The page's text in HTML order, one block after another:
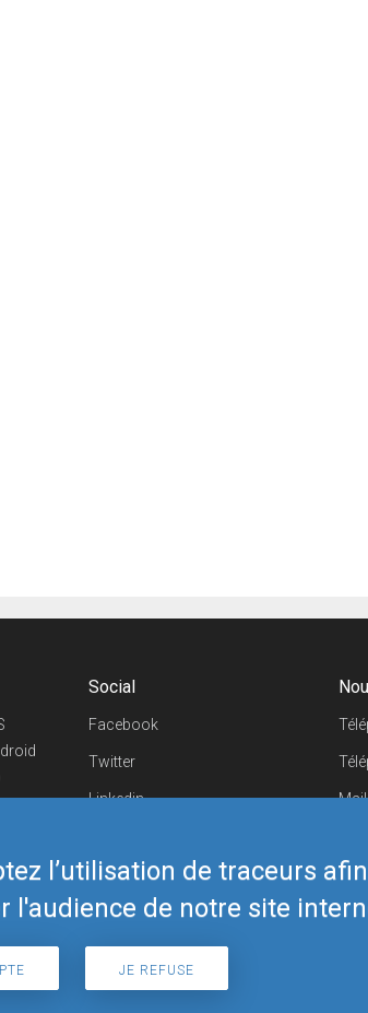
l’utilisation de traceurs
l'audience de notre site
JE REFUSE
Social
Facebook
Twitter
Linkedin
Telegram